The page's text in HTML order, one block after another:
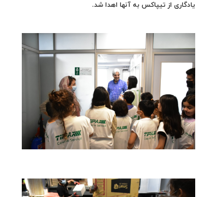
یادگاری از تیپاکس به آنها اهدا شد.